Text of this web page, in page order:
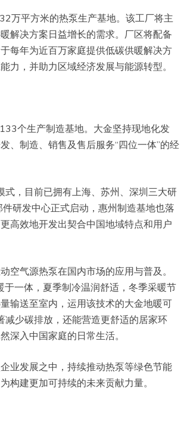
万平方米的热泵生产基地。该工厂将主
解决方案日益增长的需求。厂区将配备
每年为近百万家庭提供低碳供暖解决方
力，并助力区域经济发展与能源转型。
个生产制造基地。大金坚持现地化发
、制造、销售及售后服务“四位一体”的经
，目前已拥有上海、苏州、深圳三大研
研发中心正式启动，惠州制造基地也落
高效地开发出契合中国地域特点和用户
空气源热泵在国内市场的应用与普及。
一体，夏季制冷温润舒适，冬季采暖节
输送至室内，运用该技术的大金地暖可
减少碳排放，还能营造更舒适的居家环
深入中国家庭的日常生活。
业发展之中，持续推动热泵等绿色节能
构建更加可持续的未来贡献力量。